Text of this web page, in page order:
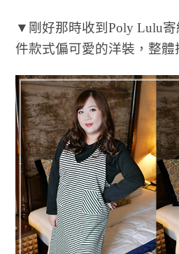
▼剛好那時收到Poly Lulu
件款式偏可愛的洋裝，整體